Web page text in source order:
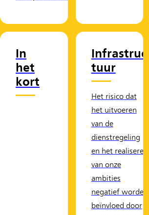
In
het
kort
Infrastruc
tuur
Het risico dat
het uitvoeren
van de
dienstregeling
en het realiseren
van onze
ambities
negatief worden
beïnvloed door